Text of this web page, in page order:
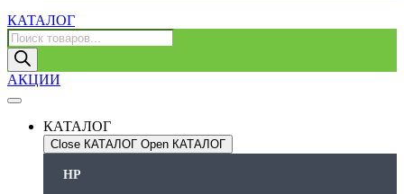
Печатающая головка для принтера
КАТАЛОГ
Поиск
товаров
АКЦИИ
КАТАЛОГ
Close КАТАЛОГ Open КАТАЛОГ
HP